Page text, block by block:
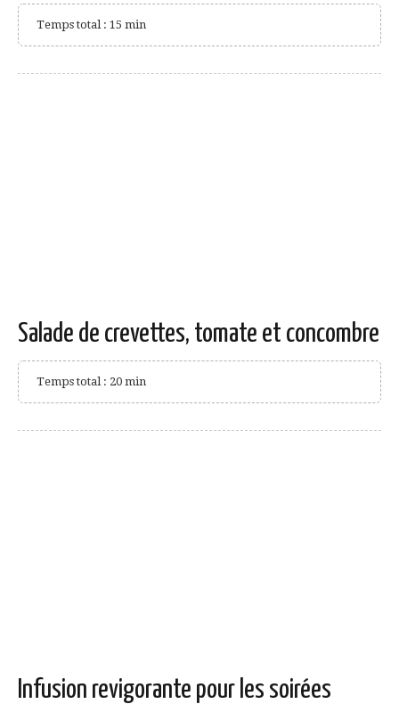
Temps total : 15 min
Salade de crevettes, tomate et concombre
Temps total : 20 min
Infusion revigorante pour les soirées